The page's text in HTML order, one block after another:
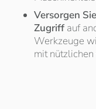
Versorgen
Zugriff auf
Werkzeuge
mit